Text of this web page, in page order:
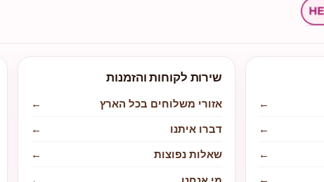
←
←
←
שירות לקוחות והזמנות
אזורי משלוחים בכל הארץ
←
דברו איתנו
←
שאלות נפוצות
←